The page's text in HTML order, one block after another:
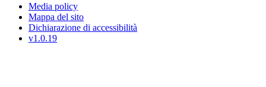
Media policy
Mappa del sito
Dichiarazione di accessibilità
v1.0.19